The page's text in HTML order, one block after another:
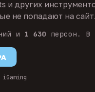
и других
не попадают на
и 1 630 персон. В